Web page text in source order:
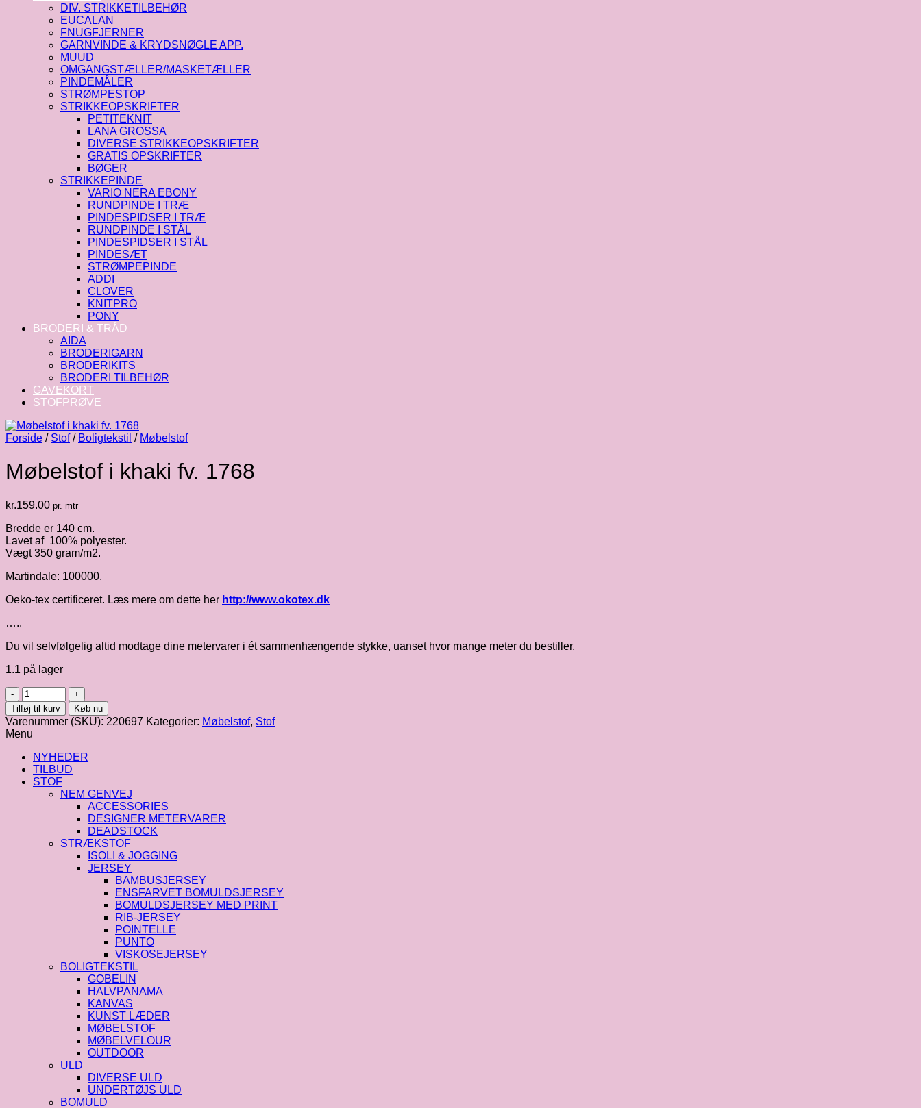
DIV. STRIKKETILBEHØR
EUCALAN
FNUGFJERNER
GARNVINDE & KRYDSNØGLE APP.
MUUD
OMGANGSTÆLLER/MASKETÆLLER
PINDEMÅLER
STRØMPESTOP
STRIKKEOPSKRIFTER
PETITEKNIT
LANA GROSSA
DIVERSE STRIKKEOPSKRIFTER
GRATIS OPSKRIFTER
BØGER
STRIKKEPINDE
VARIO NERA EBONY
RUNDPINDE I TRÆ
PINDESPIDSER I TRÆ
RUNDPINDE I STÅL
PINDESPIDSER I STÅL
PINDESÆT
STRØMPEPINDE
ADDI
CLOVER
KNITPRO
PONY
BRODERI & TRÅD
AIDA
BRODERIGARN
BRODERIKITS
BRODERI TILBEHØR
GAVEKORT
STOFPRØVE
Forside / Stof / Boligtekstil / Møbelstof
Møbelstof i khaki fv. 1768
kr.159.00 pr. mtr
Bredde er 140 cm.
Lavet af 100% polyester.
Vægt 350 gram/m2.
Martindale: 100000.
Oeko-tex certificeret. Læs mere om dette her http://www.okotex.dk
…..
Du vil selvfølgelig altid modtage dine metervarer i ét sammenhængende stykke, uanset hvor mange meter du bestiller.
1.1 på lager
Møbelstof
i
khaki
fv.
1768
antal
Tilføj til kurv Køb nu
Varenummer (SKU): 220697 Kategorier: Møbelstof, Stof
Menu
NYHEDER
TILBUD
STOF
NEM GENVEJ
ACCESSORIES
DESIGNER METERVARER
DEADSTOCK
STRÆKSTOF
ISOLI & JOGGING
JERSEY
BAMBUSJERSEY
ENSFARVET BOMULDSJERSEY
BOMULDSJERSEY MED PRINT
RIB-JERSEY
POINTELLE
PUNTO
VISKOSEJERSEY
BOLIGTEKSTIL
GOBELIN
HALVPANAMA
KANVAS
KUNST LÆDER
MØBELSTOF
MØBELVELOUR
OUTDOOR
ULD
DIVERSE ULD
UNDERTØJS ULD
BOMULD